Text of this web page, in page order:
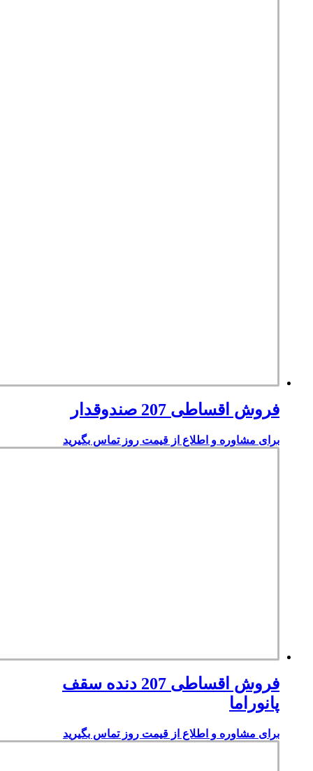
فروش اقساطی 207 صندوقدار
برای مشاوره و اطلاع از قیمت روز تماس بگیرید
فروش اقساطی 207 دنده سقف
پانوراما
برای مشاوره و اطلاع از قیمت روز تماس بگیرید